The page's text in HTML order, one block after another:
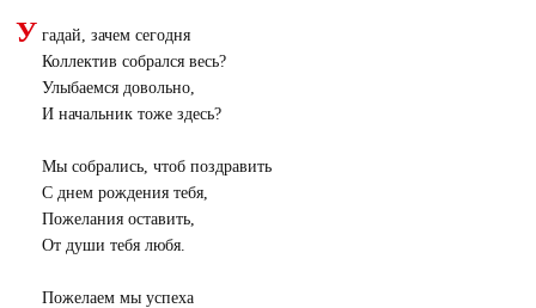
У гадай, зачем сегодня
Коллектив собрался весь?
Улыбаемся довольно,
И начальник тоже здесь?
Мы собрались, чтоб поздравить
С днем рождения тебя,
Пожелания оставить,
От души тебя любя.
Пожелаем мы успеха